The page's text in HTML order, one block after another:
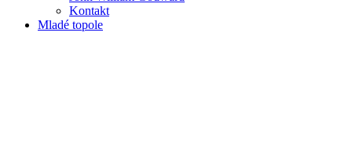
Kontakt
Mladé topole